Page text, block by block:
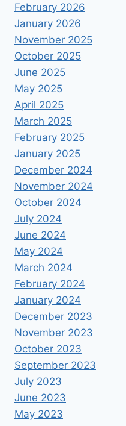
February 2026
January 2026
November 2025
October 2025
June 2025
May 2025
April 2025
March 2025
February 2025
January 2025
December 2024
November 2024
October 2024
July 2024
June 2024
May 2024
March 2024
February 2024
January 2024
December 2023
November 2023
October 2023
September 2023
July 2023
June 2023
May 2023